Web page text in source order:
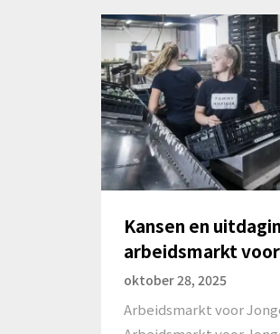
Kansen en
arbeidsmarkt
oktober 28, 2025
Arbeidsmarkt voor